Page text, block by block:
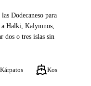
Dodecaneso para
Halki, Kalymnos,
dos o tres islas sin
Kárpatos Kos